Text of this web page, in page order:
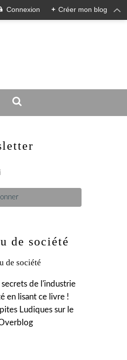
Connexion + Créer mon blog
de société
de l'industrie
en lisant ce livre !
Ludiques sur le